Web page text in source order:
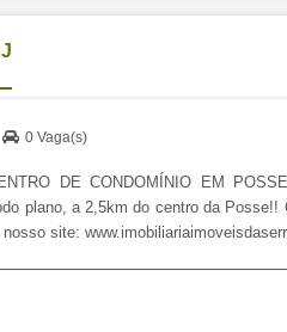
0 Vaga(s)
DE CONDOMÍNIO EM
plano, a 2,5km do centro da Posse!!
site: